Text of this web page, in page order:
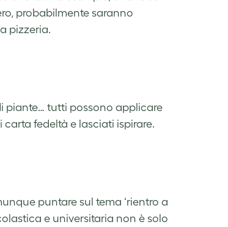
probabilmente saranno
pizzeria.
piante… tutti possono applicare
fedeltà e lasciati ispirare.
puntare sul tema ‘rientro a
e universitaria non è solo